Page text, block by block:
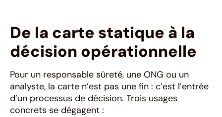
De la carte statique à la
décision opérationnelle
Pour un responsable sûreté, une ONG ou un
analyste, la carte n’est pas une fin : c’est l’entrée
d’un processus de décision. Trois usages
concrets se dégagent :